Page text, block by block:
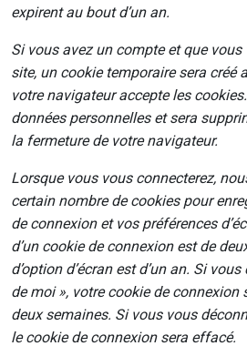
expirent au bout d’un an.
Si vous avez un compte et que
site, un cookie temporaire sera créé
votre navigateur accepte les
données personnelles et sera
la fermeture de votre navigateur.
Lorsque vous vous connecterez,
certain nombre de cookies pour
de connexion et vos préférences
d’un cookie de connexion est de
d’option d’écran est d’un an. Si
de moi », votre cookie de connexion
deux semaines. Si vous vous
le cookie de connexion sera effacé.